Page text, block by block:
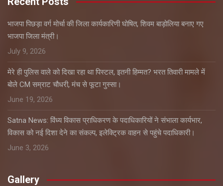
भाजपा पिछड़ा वर्ग मोर्चा की जिला कार्यकारिणी घोषित, शिवम बाड़ोलिया बनाए गए
भाजपा जिला मंत्री।
July 9, 2026
मेरे ही पुलिस वाले को दिखा रहा था पिस्टल, इतनी हिम्मत? भरत तिवारी मामले में
बोले CM सम्राट चौधरी, मंच से फूटा गुस्सा।
June 19, 2026
Satna News: विंध्य विकास प्राधिकरण के पदाधिकारियों ने संभाला कार्यभार,
विकास को नई दिशा देने का संकल्प, इलेक्ट्रिक वाहन से पहुंचे पदाधिकारी।
June 3, 2026
Gallery